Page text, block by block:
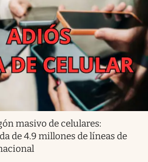
masivo de celulares:
de 4.9 millones de líneas de